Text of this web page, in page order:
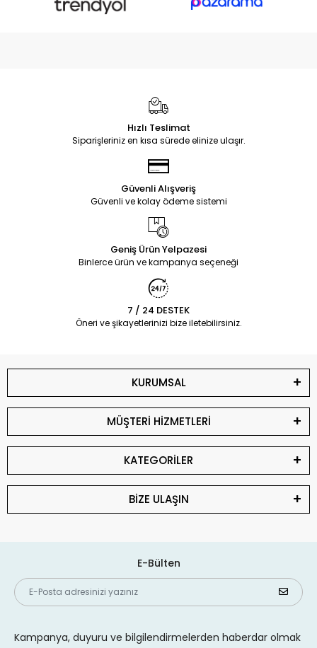
Hızlı Teslimat
Siparişleriniz en kısa sürede elinize ulaşır.
Güvenli Alışveriş
Güvenli ve kolay ödeme sistemi
Geniş Ürün Yelpazesi
Binlerce ürün ve kampanya seçeneği
7 / 24 DESTEK
Öneri ve şikayetlerinizi bize iletebilirsiniz.
KURUMSAL
MÜŞTERİ HİZMETLERİ
KATEGORİLER
BİZE ULAŞIN
E-Bülten
Kampanya, duyuru ve bilgilendirmelerden haberdar olmak